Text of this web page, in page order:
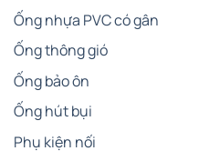
Ống nhựa PVC có gân
Ống thông gió
Ống bảo ôn
Ống hút bụi
Phụ kiện nối